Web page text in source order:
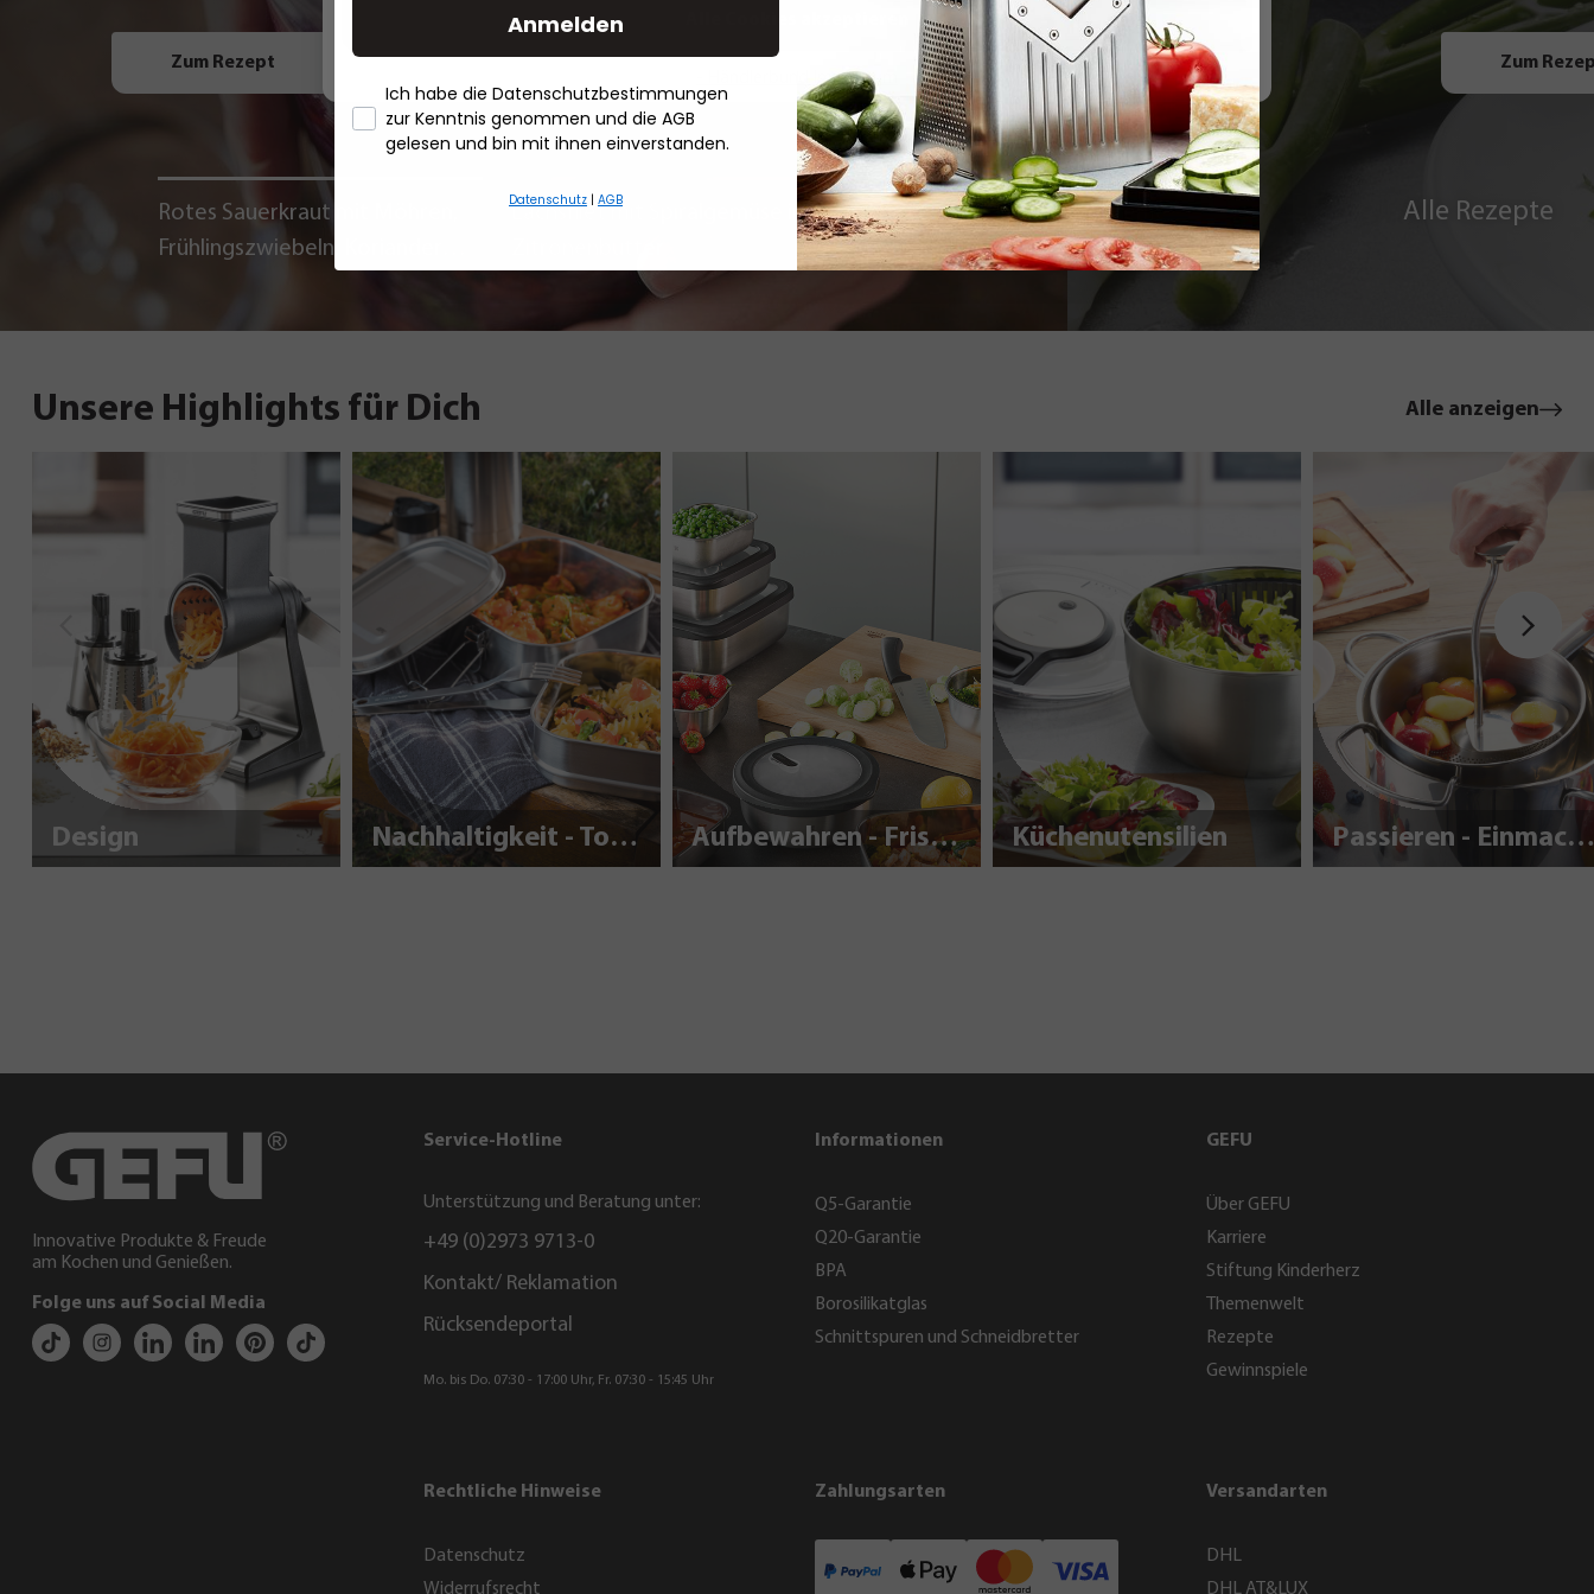
Zum Rezept Zum
Rotes Sauerkraut mit Möhren,
Frühlingszwiebeln, Koriander
Lachsfilet mit Spiralgemüse in
Mascarpone-Limetten-Creme
mit Himbeeren und
Schokoladencrumble
Alle Rezepte
Unsere Highlights für Dich Alle anzeigen
Design Nachhaltigkeit - To Go Aufbewahren - Frisch halten Küchenutensilien Passieren - Einmachen
Innovative Produkte & Freude
am Kochen und Genießen.
Folge uns auf Social Media
Service-Hotline
Unterstützung und Beratung unter:
+49 (0)2973 9713-0
Kontakt/ Reklamation
Rücksendeportal
Mo. bis Do. 07:30 - 17:00 Uhr, Fr. 07:30 - 15:45 Uhr
Informationen
Q5-Garantie
Q20-Garantie
BPA
Borosilikatglas
Schnittspuren und Schneidbretter
GEFU
Über GEFU
Karriere
Stiftung Kinderherz
Themenwelt
Rezepte
Gewinnspiele
Rechtliche Hinweise
Datenschutz
Widerrufsrecht
Zahlungsarten Versandarten
DHL
DHL AT&LUX
- Händlerbund Impressum
Anmelden
Ich habe die Datenschutzbestimmungen
zur Kenntnis genommen und die AGB
gelesen und bin mit ihnen einverstanden.
Datenschutz | AGB